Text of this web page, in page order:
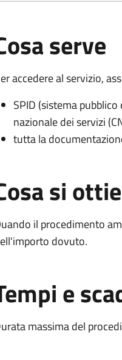
serve
accedere al servizio,
SPID (sistema
nazionale dei servizi
tutta la
si
il procedimento
dovuto.
e
massima del